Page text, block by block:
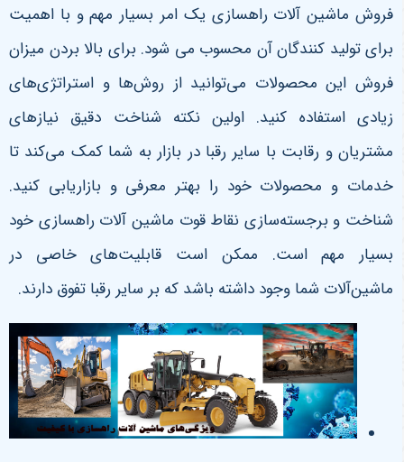
فروش ماشین‌ آلات راهسازی یک امر بسیار مهم و با اهمیت
برای تولید کنندگان آن محسوب می شود. برای بالا بردن میزان
فروش این محصولات می‌توانید از روش‌ها و استراتژی‌های
زیادی استفاده کنید. اولین نکته شناخت دقیق نیازهای
مشتریان و رقابت با سایر رقبا در بازار به شما کمک می‌کند تا
خدمات و محصولات خود را بهتر معرفی و بازاریابی کنید.
شناخت و برجسته‌سازی نقاط قوت ماشین آلات راهسازی خود
بسیار مهم است. ممکن است قابلیت‌های خاصی در
ماشین‌آلات شما وجود داشته باشد که بر سایر رقبا تفوق دارند.